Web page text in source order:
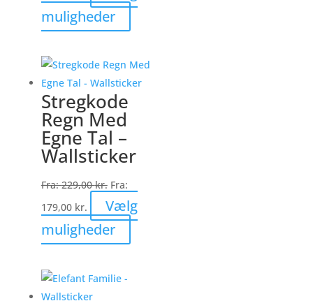
muligheder
vare
flere
varianter.
på
Stregkode
Regn Med
Egne Tal –
Wallsticker
Fra:229,00kr. Fra:
179,00 kr.
Vælg
muligheder
vare